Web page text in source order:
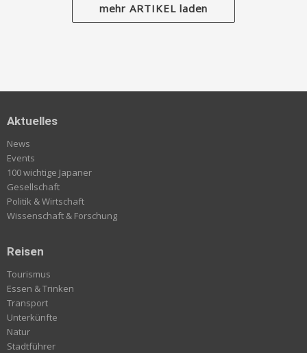
mehr ARTIKEL laden
Aktuelles
News
Events
100 wichtige Japaner
Gesellschaft
Politik & Wirtschaft
Wissenschaft & Forschung
Reisen
Tourismus
Essen & Trinken
Transport
Unterkünfte
Natur
Stadtführer